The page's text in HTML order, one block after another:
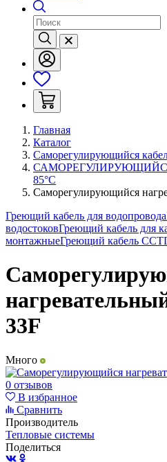
Главная
Каталог
Саморегулирующийся
85°С
Саморегулирующийся
Греющий кабель для водопровода
водостоковГреющий кабель для
монтажныеГреющий кабель ССТ
33F
Много
0 отзывов
В избранное
Сравнить
Производитель
Тепловые системы
Поделиться